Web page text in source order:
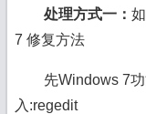
处理方式一：
7 修复方法
先Windows 7功
入:regedit